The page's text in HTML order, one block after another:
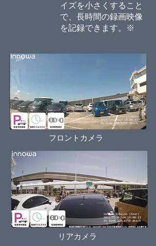
イズを小さくすること
で、長時間の録画映像
を記録できます。※
フロントカメラ
リアカメラ